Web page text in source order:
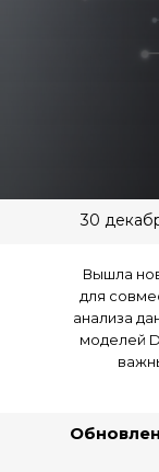
30
Вышла
для
анализа
моделей